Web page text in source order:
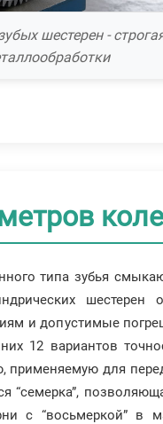
шестерен -
типа зубья
шестерен
и допустимые
12 вариантов
применяемую для
“семерка”,
с “восьмеркой” в